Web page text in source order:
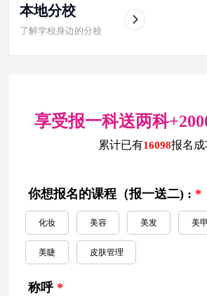
本地分校
了解学校身边的分校
享受报一科送两科
累计已有16098报名成
你想报名的课程（报一送二) : *
化妆 美容 美发 美甲
美睫 皮肤管理
称呼 *